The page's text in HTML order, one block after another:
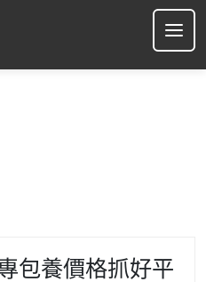
包養價格抓好平